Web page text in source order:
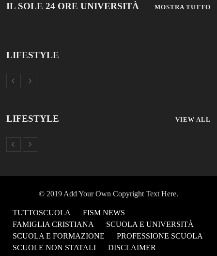
IL SOLE 24 ORE UNIVERSITÀ MOSTRA TUTTO
LIFESTYLE
LIFESTYLE VIEW ALL
© 2019 Add Your Own Copyright Text Here.
TUTTOSCUOLA
FISM NEWS
FAMIGLIA CRISTIANA
SCUOLA E UNIVERSITÀ
SCUOLA E FORMAZIONE
PROFESSIONE SCUOLA
SCUOLE NON STATALI
DISCLAIMER